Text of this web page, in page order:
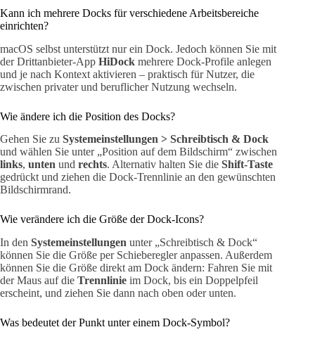
Kann ich mehrere Docks für verschiedene Arbeitsbereiche
einrichten?
macOS selbst unterstützt nur ein Dock. Jedoch können Sie mit
der Drittanbieter-App HiDock mehrere Dock-Profile anlegen
und je nach Kontext aktivieren – praktisch für Nutzer, die
zwischen privater und beruflicher Nutzung wechseln.
Wie ändere ich die Position des Docks?
Gehen Sie zu Systemeinstellungen > Schreibtisch & Dock
und wählen Sie unter „Position auf dem Bildschirm“ zwischen
links, unten und rechts. Alternativ halten Sie die Shift-Taste
gedrückt und ziehen die Dock-Trennlinie an den gewünschten
Bildschirmrand.
Wie verändere ich die Größe der Dock-Icons?
In den Systemeinstellungen unter „Schreibtisch & Dock“
können Sie die Größe per Schieberegler anpassen. Außerdem
können Sie die Größe direkt am Dock ändern: Fahren Sie mit
der Maus auf die Trennlinie im Dock, bis ein Doppelpfeil
erscheint, und ziehen Sie dann nach oben oder unten.
Was bedeutet der Punkt unter einem Dock-Symbol?